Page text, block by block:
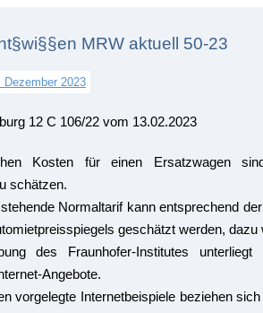
MRW aktuell 50-23
Dezember 2023
12 C 106/22 vom 13.02.2023
Kosten für einen Ersatzwagen
schätzen.
Normaltarif kann entsprechend
geschätzt werden, dazu
des Fraunhofer-Institutes
Angebote.
vorgelegte Internetbeispiele beziehen